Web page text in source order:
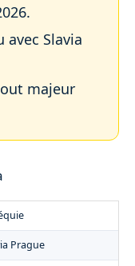
avec Slavia
majeur
Prague